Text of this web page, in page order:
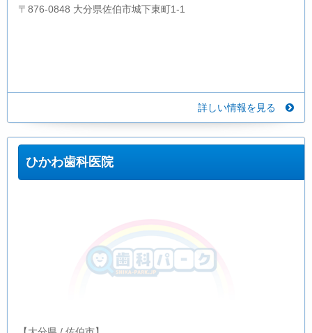
〒876-0848 大分県佐伯市城下東町1-1
詳しい情報を見る
ひかわ歯科医院